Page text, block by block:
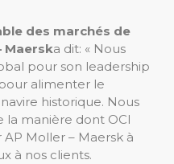
des marchés de
Maerska dit: « Nous
pour son leadership
alimenter le
historique. Nous
la manière dont OCI
AP Moller – Maersk à
à nos clients.